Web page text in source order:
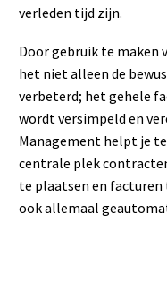
verleden tijd zijn.
Door gebruik te maken
het niet alleen de
verbeterd; het gehele
wordt versimpeld en
Management helpt je
centrale plek
te plaatsen en facturen
ook allemaal